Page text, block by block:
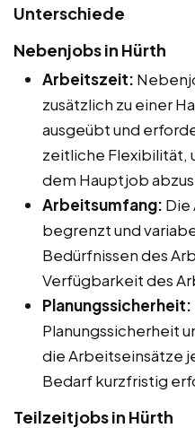
Unterschiede
Nebenjobs in Hürth
Arbeitszeit:
zusätzlich zu einer
ausgeübt und
zeitliche Flexibilität,
dem Hauptjob
Arbeitsumfang: Die
begrenzt und
Bedürfnissen des
Verfügbarkeit des
Planungssicherheit:
Planungssicherheit
die Arbeitseinsätze
Bedarf kurzfristig
Teilzeitjobs in Hürth